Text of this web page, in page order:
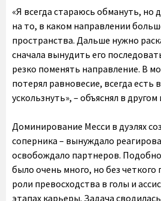
«Я всегда стараюсь обмануть, но
на то, в каком направлении
пространства. Дальше нужно
сначала вынудить его
резко поменять направление. В
потерял равновесие, всегда есть
ускользнуть», – объяснял в
Доминирование Месси в дуэлях
соперника – вынуждало
освобождало партнеров.
было очень много, но без
роли превосходства в голы и
этапах карьеры. Задача